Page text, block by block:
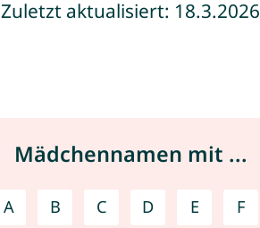
Zuletzt aktualisiert: 18.3.2026
Mädchennamen mit ...
A B C D E F